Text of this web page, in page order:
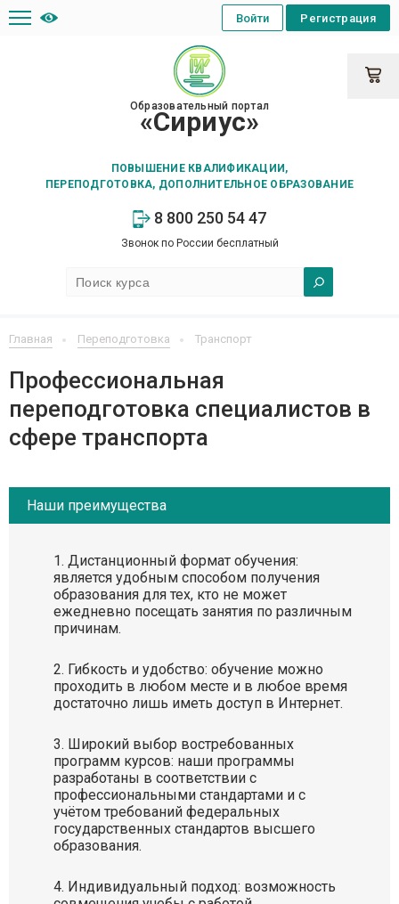
Образовательный портал
«Сириус»
ПОВЫШЕНИЕ КВАЛИФИКАЦИИ,
ПЕРЕПОДГОТОВКА, ДОПОЛНИТЕЛЬНОЕ ОБРАЗОВАНИЕ
8 800 250 54 47
Звонок по России бесплатный
Регистрация
Войти
Главная Переподготовка Транспорт
Профессиональная
переподготовка специалистов в
сфере транспорта
Наши преимущества
Дистанционный формат обучения:
является удобным способом получения
образования для тех, кто не может
ежедневно посещать занятия по различным
причинам.
Гибкость и удобство: обучение можно
проходить в любом месте и в любое время
достаточно лишь иметь доступ в Интернет.
Широкий выбор востребованных
программ курсов: наши программы
разработаны в соответствии с
профессиональными стандартами и с
учётом требований федеральных
государственных стандартов высшего
образования.
Индивидуальный подход: возможность